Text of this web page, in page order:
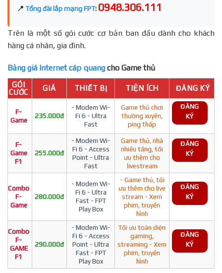
📍 Tổng đài lắp mạng FPT: 0948.306.111
Trên là một số gói cước cơ bản ban đầu dành cho khách
hàng cá nhân, gia đình.
Bảng giá Internet cáp quang cho Game thủ
GÓI
CƯỚC
GIÁ THIẾT BỊ TIỆN ÍCH ĐĂNG KÝ
F-
Game
235.000đ
- Modem Wi-
Fi 6 - Ultra
Fast
Game thủ chơi
thường xuyên,
ping thấp
ĐĂNG
KÝ
F-
Game
F1
255.000đ
- Modem Wi-
Fi 6 - Access
Point - Ultra
Fast
Game thủ, nhà
nhiều tầng, tối
ưu thêm cho
livestream
ĐĂNG
KÝ
Combo
F-
Game
280.000đ
- Modem Wi-
Fi 6 - Ultra
Fast - FPT
Play Box
- Game thủ, tối
ưu thêm cho live
stream - Xem
phim, truyền
hình
ĐĂNG
KÝ
Combo
F-
GAME
F1
290.000đ
- Modem Wi-
Fi 6 - Access
Point - Ultra
Fast - FPT
Play Box
Tối ưu toàn diện
gaming,
streaming - Xem
phim, truyền
hình
ĐĂNG
KÝ